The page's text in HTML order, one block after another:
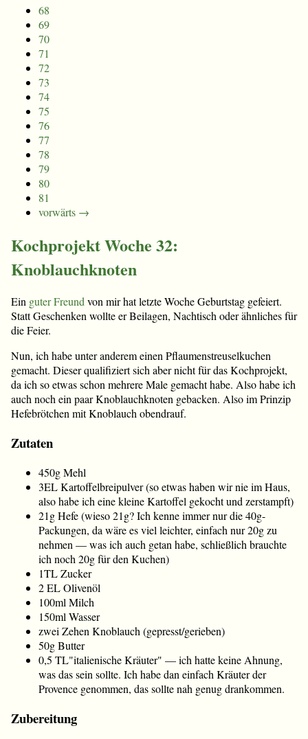
68
69
70
71
72
73
74
75
76
77
78
79
80
81
vorwärts →
Kochprojekt Woche 32:
Knoblauchknoten
Ein guter Freundvon mir hat letzte Woche Geburtstag gefeiert.
Statt Geschenken wollte er Beilagen, Nachtisch oder ähnliches für
die Feier.
Nun, ich habe unter anderem einen Pflaumenstreuselkuchen
gemacht. Dieser qualifiziert sich aber nicht für das Kochprojekt,
da ich so etwas schon mehrere Male gemacht habe. Also habe ich
auch noch ein paar Knoblauchknoten gebacken. Also im Prinzip
Hefebrötchen mit Knoblauch obendrauf.
Zutaten
450g Mehl
3EL Kartoffelbreipulver (so etwas haben wir nie im Haus,
also habe ich eine kleine Kartoffel gekocht und zerstampft)
21g Hefe (wieso 21g? Ich kenne immer nur die 40g-
Packungen, da wäre es viel leichter, einfach nur 20g zu
nehmen — was ich auch getan habe, schließlich brauchte
ich noch 20g für den Kuchen)
1TL Zucker
2 EL Olivenöl
100ml Milch
150ml Wasser
zwei Zehen Knoblauch (gepresst/gerieben)
50g Butter
0,5 TL"italienische Kräuter" — ich hatte keine Ahnung,
was das sein sollte. Ich habe dan einfach Kräuter der
Provence genommen, das sollte nah genug drankommen.
Zubereitung